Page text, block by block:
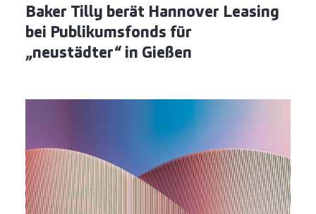
Baker Tilly berät Hannover Leasing
bei Publikumsfonds für
„neustädter“ in Gießen